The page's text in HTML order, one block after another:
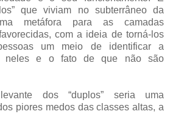
que viviam no subterrâneo da
metáfora para as camadas
com a ideia de torná-los
um meio de identificar a
neles e o fato de que não são
dos “duplos” seria uma
piores medos das classes altas, a